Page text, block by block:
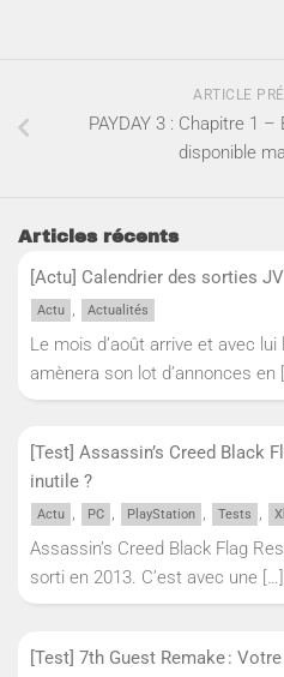
ARTICLE
PAYDAY 3 : Chapitre 1
disponible
Articles récents
[Actu] Calendrier des sorties
Actu , Actualités
Le mois d’août arrive et avec
amènera son lot d’annonces en
[Test] Assassin’s Creed Black
inutile ?
Actu , PC , PlayStation , Tests ,
Assassin’s Creed Black Flag
sorti en 2013. C’est avec une […]
[Test] 7th Guest Remake :